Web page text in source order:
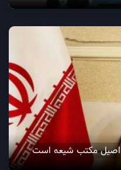
اصیل مکتب شیعه است